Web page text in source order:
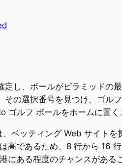
し、ボールがピラミッドの
の選択番号を見つけ、ゴル
ルフ ボールをホームに置く
ベッティング Web サイトを
であるため、8 行から 16 行
ある程度のチャンスがある